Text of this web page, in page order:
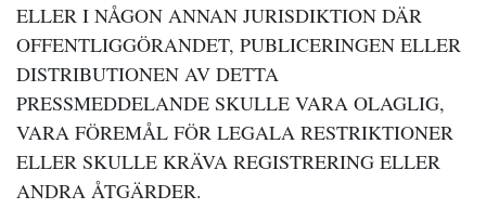
ELLER I NÅGON ANNAN JURISDIKTION DÄR
OFFENTLIGGÖRANDET, PUBLICERINGEN ELLER
DISTRIBUTIONEN AV DETTA
PRESSMEDDELANDE SKULLE VARA OLAGLIG,
VARA FÖREMÅL FÖR LEGALA RESTRIKTIONER
ELLER SKULLE KRÄVA REGISTRERING ELLER
ANDRA ÅTGÄRDER.